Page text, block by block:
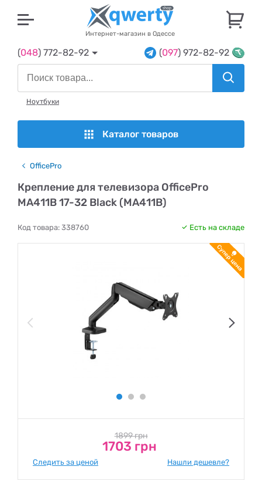
Интернет-магазин в Одессе
(048) 772-82-92 (097) 972-82-92
Ноутбуки
Каталог товаров
OfficePro
Крепление для телевизора OfficePro
MA411B 17-32 Black (MA411B)
Код товара: 338760 Есть на складе
1899 грн
1703 грн
Следить за ценой Нашли дешевле?